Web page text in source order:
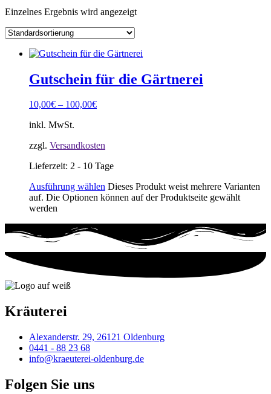
Einzelnes Ergebnis wird angezeigt
Gutschein für die Gärtnerei
10,00€ – 100,00€
inkl. MwSt.
zzgl. Versandkosten
Lieferzeit: 2 - 10 Tage
Ausführung wählen Dieses Produkt weist mehrere Varianten
auf. Die Optionen können auf der Produktseite gewählt
werden
Kräuterei
Alexanderstr. 29, 26121 Oldenburg
0441 - 88 23 68
info@kraeuterei-oldenburg.de
Folgen Sie uns